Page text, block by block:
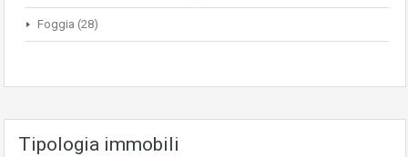
Foggia (28)
Tipologia immobili